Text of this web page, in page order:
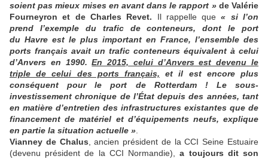
soient pas mieux mises en avant dans le rapport »de Valérie
Fourneyron et de Charles Revet. Il rappelle que « si l’on
prend l’exemple du trafic de conteneurs, dont le port
du Havre est le plus important en France, l’ensemble des
ports français avait un trafic conteneurs équivalent à celui
d’Anvers en 1990.En 2015, celui d’Anvers est devenu le
triple de celui des ports français, et il est encore plus
conséquent pour le port de Rotterdam ! Le sous-
investissement chronique de l’État depuis des années, tant
en matière d’entretien des infrastructures existantes que de
financement de matériel et d’équipements neufs, explique
en partie la situation actuelle »
Vianney de Chalus , ancien président de la CCI Seine Estuaire
(devenu président de la CCI Normandie),a toujours dit son